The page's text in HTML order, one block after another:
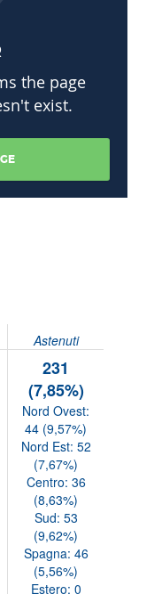
Astenuti
231
(7,85%)
Nord Ovest:
44 (9,57%)
Nord Est: 52
(7,67%)
Centro: 36
(8,63%)
Sud: 53
(9,62%)
Spagna: 46
(5,56%)
Estero: 0